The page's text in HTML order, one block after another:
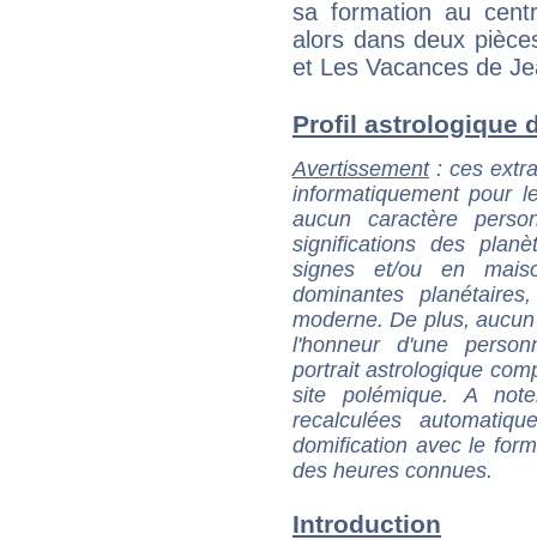
sa formation au
alors dans deux
et Les Vacances de
Profil astrologique
Avertissement: ces
informatiquement pour
aucun caractère
significations des
signes et/ou en
dominantes
moderne. De plus,
l'honneur d'une
portrait astrologique
site polémique. A
recalculées
domification avec le
des heures connues.
Introduction